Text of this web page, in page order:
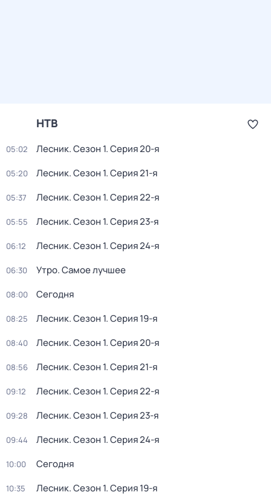
НТВ
05:02 Лесник. Сезон 1. Серия 20-я
05:20 Лесник. Сезон 1. Серия 21-я
05:37 Лесник. Сезон 1. Серия 22-я
05:55 Лесник. Сезон 1. Серия 23-я
06:12 Лесник. Сезон 1. Серия 24-я
06:30 Утро. Самое лучшее
08:00 Сегодня
08:25 Лесник. Сезон 1. Серия 19-я
08:40 Лесник. Сезон 1. Серия 20-я
08:56 Лесник. Сезон 1. Серия 21-я
09:12 Лесник. Сезон 1. Серия 22-я
09:28 Лесник. Сезон 1. Серия 23-я
09:44 Лесник. Сезон 1. Серия 24-я
10:00 Сегодня
10:35 Лесник. Сезон 1. Серия 19-я